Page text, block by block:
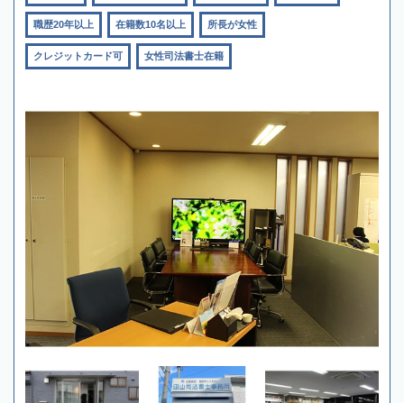
職歴20年以上 在籍数10名以上 所長が女性
クレジットカード可 女性司法書士在籍